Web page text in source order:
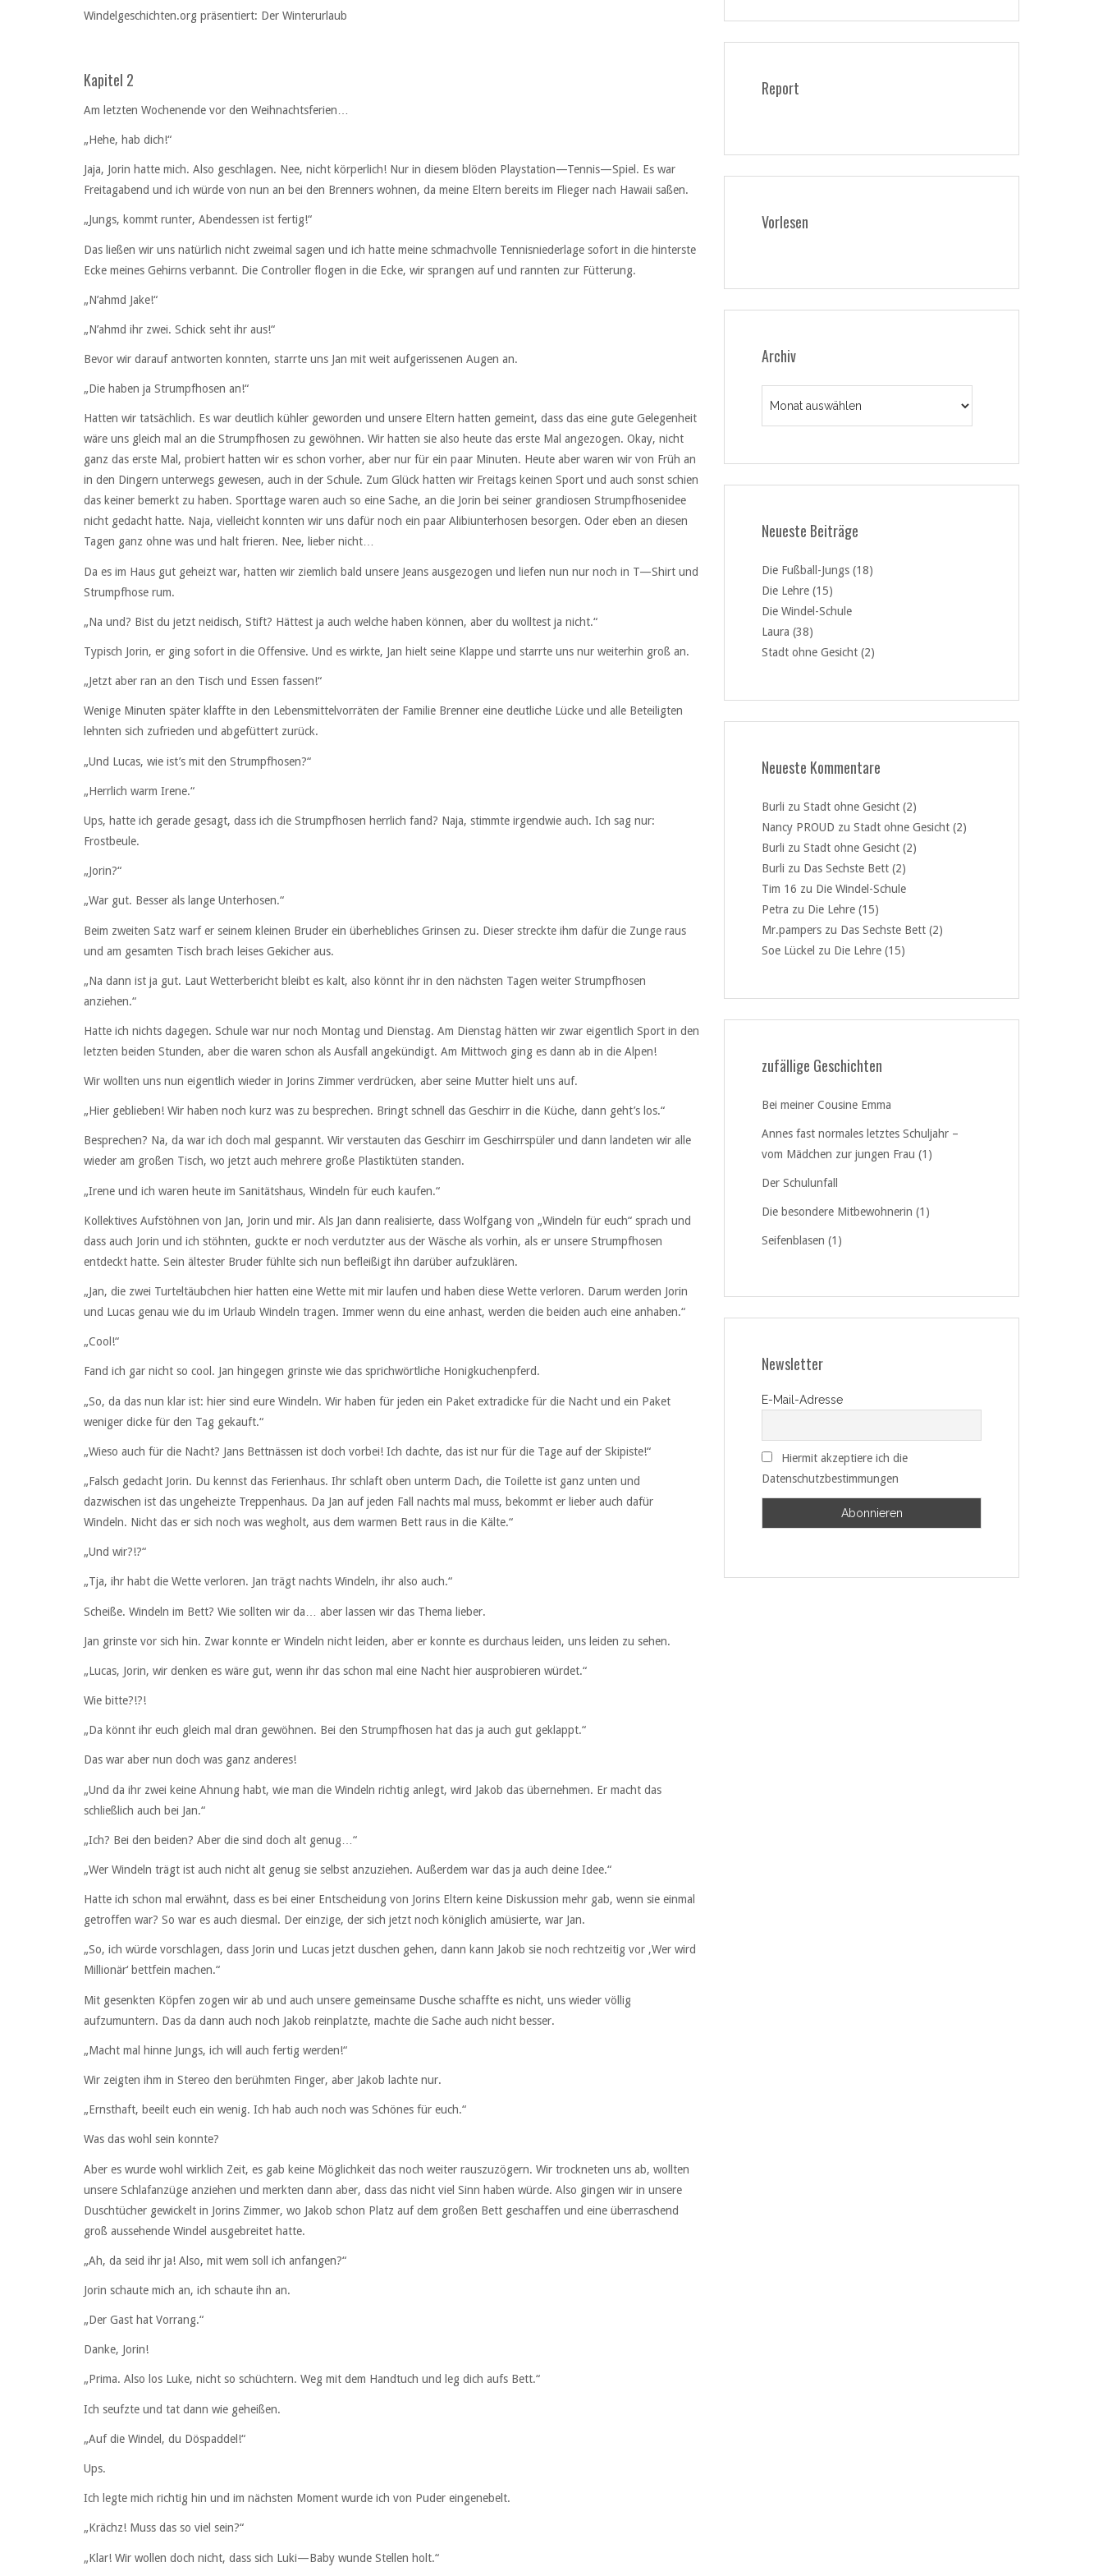
Windelgeschichten.org präsentiert: Der Winterurlaub
Kapitel 2
Am letzten Wochenende vor den Weihnachtsferien…
„Hehe, hab dich!“
Jaja, Jorin hatte mich. Also geschlagen. Nee, nicht körperlich! Nur in diesem blöden Playstation—Tennis—Spiel. Es war
Freitagabend und ich würde von nun an bei den Brenners wohnen, da meine Eltern bereits im Flieger nach Hawaii saßen.
„Jungs, kommt runter, Abendessen ist fertig!“
Das ließen wir uns natürlich nicht zweimal sagen und ich hatte meine schmachvolle Tennisniederlage sofort in die hinterste
Ecke meines Gehirns verbannt. Die Controller flogen in die Ecke, wir sprangen auf und rannten zur Fütterung.
„N’ahmd Jake!“
„N’ahmd ihr zwei. Schick seht ihr aus!“
Bevor wir darauf antworten konnten, starrte uns Jan mit weit aufgerissenen Augen an.
„Die haben ja Strumpfhosen an!“
Hatten wir tatsächlich. Es war deutlich kühler geworden und unsere Eltern hatten gemeint, dass das eine gute Gelegenheit
wäre uns gleich mal an die Strumpfhosen zu gewöhnen. Wir hatten sie also heute das erste Mal angezogen. Okay, nicht
ganz das erste Mal, probiert hatten wir es schon vorher, aber nur für ein paar Minuten. Heute aber waren wir von Früh an
in den Dingern unterwegs gewesen, auch in der Schule. Zum Glück hatten wir Freitags keinen Sport und auch sonst schien
das keiner bemerkt zu haben. Sporttage waren auch so eine Sache, an die Jorin bei seiner grandiosen Strumpfhosenidee
nicht gedacht hatte. Naja, vielleicht konnten wir uns dafür noch ein paar Alibiunterhosen besorgen. Oder eben an diesen
Tagen ganz ohne was und halt frieren. Nee, lieber nicht…
Da es im Haus gut geheizt war, hatten wir ziemlich bald unsere Jeans ausgezogen und liefen nun nur noch in T—Shirt und
Strumpfhose rum.
„Na und? Bist du jetzt neidisch, Stift? Hättest ja auch welche haben können, aber du wolltest ja nicht.“
Typisch Jorin, er ging sofort in die Offensive. Und es wirkte, Jan hielt seine Klappe und starrte uns nur weiterhin groß an.
„Jetzt aber ran an den Tisch und Essen fassen!“
Wenige Minuten später klaffte in den Lebensmittelvorräten der Familie Brenner eine deutliche Lücke und alle Beteiligten
lehnten sich zufrieden und abgefüttert zurück.
„Und Lucas, wie ist’s mit den Strumpfhosen?“
„Herrlich warm Irene.“
Ups, hatte ich gerade gesagt, dass ich die Strumpfhosen herrlich fand? Naja, stimmte irgendwie auch. Ich sag nur:
Frostbeule.
„Jorin?“
„War gut. Besser als lange Unterhosen.“
Beim zweiten Satz warf er seinem kleinen Bruder ein überhebliches Grinsen zu. Dieser streckte ihm dafür die Zunge raus
und am gesamten Tisch brach leises Gekicher aus.
„Na dann ist ja gut. Laut Wetterbericht bleibt es kalt, also könnt ihr in den nächsten Tagen weiter Strumpfhosen
anziehen.“
Hatte ich nichts dagegen. Schule war nur noch Montag und Dienstag. Am Dienstag hätten wir zwar eigentlich Sport in den
letzten beiden Stunden, aber die waren schon als Ausfall angekündigt. Am Mittwoch ging es dann ab in die Alpen!
Wir wollten uns nun eigentlich wieder in Jorins Zimmer verdrücken, aber seine Mutter hielt uns auf.
„Hier geblieben! Wir haben noch kurz was zu besprechen. Bringt schnell das Geschirr in die Küche, dann geht’s los.“
Besprechen? Na, da war ich doch mal gespannt. Wir verstauten das Geschirr im Geschirrspüler und dann landeten wir alle
wieder am großen Tisch, wo jetzt auch mehrere große Plastiktüten standen.
„Irene und ich waren heute im Sanitätshaus, Windeln für euch kaufen.“
Kollektives Aufstöhnen von Jan, Jorin und mir. Als Jan dann realisierte, dass Wolfgang von „Windeln für euch“ sprach und
dass auch Jorin und ich stöhnten, guckte er noch verdutzter aus der Wäsche als vorhin, als er unsere Strumpfhosen
entdeckt hatte. Sein ältester Bruder fühlte sich nun befleißigt ihn darüber aufzuklären.
„Jan, die zwei Turteltäubchen hier hatten eine Wette mit mir laufen und haben diese Wette verloren. Darum werden Jorin
und Lucas genau wie du im Urlaub Windeln tragen. Immer wenn du eine anhast, werden die beiden auch eine anhaben.“
„Cool!“
Fand ich gar nicht so cool. Jan hingegen grinste wie das sprichwörtliche Honigkuchenpferd.
„So, da das nun klar ist: hier sind eure Windeln. Wir haben für jeden ein Paket extradicke für die Nacht und ein Paket
weniger dicke für den Tag gekauft.“
„Wieso auch für die Nacht? Jans Bettnässen ist doch vorbei! Ich dachte, das ist nur für die Tage auf der Skipiste!“
„Falsch gedacht Jorin. Du kennst das Ferienhaus. Ihr schlaft oben unterm Dach, die Toilette ist ganz unten und
dazwischen ist das ungeheizte Treppenhaus. Da Jan auf jeden Fall nachts mal muss, bekommt er lieber auch dafür
Windeln. Nicht das er sich noch was wegholt, aus dem warmen Bett raus in die Kälte.“
„Und wir?!?“
„Tja, ihr habt die Wette verloren. Jan trägt nachts Windeln, ihr also auch.“
Scheiße. Windeln im Bett? Wie sollten wir da… aber lassen wir das Thema lieber.
Jan grinste vor sich hin. Zwar konnte er Windeln nicht leiden, aber er konnte es durchaus leiden, uns leiden zu sehen.
„Lucas, Jorin, wir denken es wäre gut, wenn ihr das schon mal eine Nacht hier ausprobieren würdet.“
Wie bitte?!?!
„Da könnt ihr euch gleich mal dran gewöhnen. Bei den Strumpfhosen hat das ja auch gut geklappt.“
Das war aber nun doch was ganz anderes!
„Und da ihr zwei keine Ahnung habt, wie man die Windeln richtig anlegt, wird Jakob das übernehmen. Er macht das
schließlich auch bei Jan.“
„Ich? Bei den beiden? Aber die sind doch alt genug…“
„Wer Windeln trägt ist auch nicht alt genug sie selbst anzuziehen. Außerdem war das ja auch deine Idee.“
Hatte ich schon mal erwähnt, dass es bei einer Entscheidung von Jorins Eltern keine Diskussion mehr gab, wenn sie einmal
getroffen war? So war es auch diesmal. Der einzige, der sich jetzt noch königlich amüsierte, war Jan.
„So, ich würde vorschlagen, dass Jorin und Lucas jetzt duschen gehen, dann kann Jakob sie noch rechtzeitig vor ‚Wer wird
Millionär‘ bettfein machen.“
Mit gesenkten Köpfen zogen wir ab und auch unsere gemeinsame Dusche schaffte es nicht, uns wieder völlig
aufzumuntern. Das da dann auch noch Jakob reinplatzte, machte die Sache auch nicht besser.
„Macht mal hinne Jungs, ich will auch fertig werden!“
Wir zeigten ihm in Stereo den berühmten Finger, aber Jakob lachte nur.
„Ernsthaft, beeilt euch ein wenig. Ich hab auch noch was Schönes für euch.“
Was das wohl sein konnte?
Aber es wurde wohl wirklich Zeit, es gab keine Möglichkeit das noch weiter rauszuzögern. Wir trockneten uns ab, wollten
unsere Schlafanzüge anziehen und merkten dann aber, dass das nicht viel Sinn haben würde. Also gingen wir in unsere
Duschtücher gewickelt in Jorins Zimmer, wo Jakob schon Platz auf dem großen Bett geschaffen und eine überraschend
groß aussehende Windel ausgebreitet hatte.
„Ah, da seid ihr ja! Also, mit wem soll ich anfangen?“
Jorin schaute mich an, ich schaute ihn an.
„Der Gast hat Vorrang.“
Danke, Jorin!
„Prima. Also los Luke, nicht so schüchtern. Weg mit dem Handtuch und leg dich aufs Bett.“
Ich seufzte und tat dann wie geheißen.
„Auf die Windel, du Döspaddel!“
Ups.
Ich legte mich richtig hin und im nächsten Moment wurde ich von Puder eingenebelt.
„Krächz! Muss das so viel sein?“
„Klar! Wir wollen doch nicht, dass sich Luki—Baby wunde Stellen holt.“
Report
Vorlesen
Archiv
Neueste Beiträge
Die Fußball-Jungs (18)
Die Lehre (15)
Die Windel-Schule
Laura (38)
Stadt ohne Gesicht (2)
Neueste Kommentare
Burli zu Stadt ohne Gesicht (2)
Nancy PROUD zu Stadt ohne Gesicht (2)
Burli zu Stadt ohne Gesicht (2)
Burli zu Das Sechste Bett (2)
Tim 16 zu Die Windel-Schule
Petra zu Die Lehre (15)
Mr.pampers zu Das Sechste Bett (2)
Soe Lückel zu Die Lehre (15)
zufällige Geschichten
Bei meiner Cousine Emma
Annes fast normales letztes Schuljahr –
vom Mädchen zur jungen Frau (1)
Der Schulunfall
Die besondere Mitbewohnerin (1)
Seifenblasen (1)
Newsletter
E-Mail-Adresse
Hiermit akzeptiere ich die
Datenschutzbestimmungen